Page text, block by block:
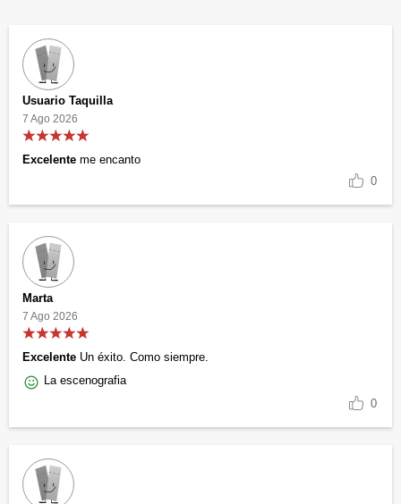
Usuario Taquilla
7 Ago 2026
Excelente me encanto
0
Marta
7 Ago 2026
Excelente Un éxito. Como siempre.
La escenografia
0